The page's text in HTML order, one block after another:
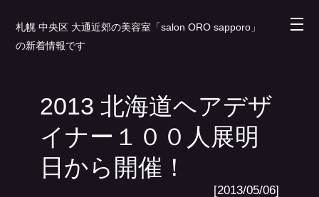
札幌 中央区 大通近郊の美容室「salon ORO sapporo」
の新着情報です
2013 北海道ヘアデザ
イナー１００人展明
日から開催！
[2013/05/06]